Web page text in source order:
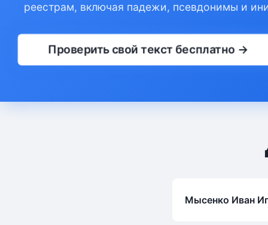
реестрам, включая падежи, псевдонимы и
Проверить свой текст бесплатно →
Мысенко Иван